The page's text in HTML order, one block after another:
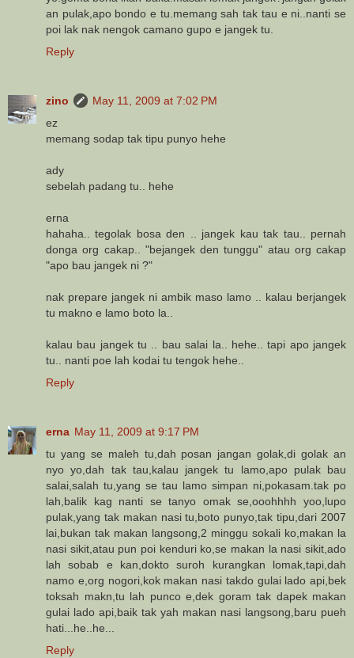
an pulak,apo bondo e tu.memang sah tak tau e ni..nanti se
poi lak nak nengok camano gupo e jangek tu.
Reply
zino
May 11, 2009 at 7:02 PM
ez
memang sodap tak tipu punyo hehe
ady
sebelah padang tu.. hehe
erna
hahaha.. tegolak bosa den .. jangek kau tak tau.. pernah
donga org cakap.. "bejangek den tunggu" atau org cakap
"apo bau jangek ni ?"
nak prepare jangek ni ambik maso lamo .. kalau berjangek
tu makno e lamo boto la..
kalau bau jangek tu .. bau salai la.. hehe.. tapi apo jangek
tu.. nanti poe lah kodai tu tengok hehe..
Reply
erna May 11, 2009 at 9:17 PM
tu yang se maleh tu,dah posan jangan golak,di golak an
nyo yo,dah tak tau,kalau jangek tu lamo,apo pulak bau
salai,salah tu,yang se tau lamo simpan ni,pokasam.tak po
lah,balik kag nanti se tanyo omak se,ooohhhh yoo,lupo
pulak,yang tak makan nasi tu,boto punyo,tak tipu,dari 2007
lai,bukan tak makan langsong,2 minggu sokali ko,makan la
nasi sikit,atau pun poi kenduri ko,se makan la nasi sikit,ado
lah sobab e kan,dokto suroh kurangkan lomak,tapi,dah
namo e,org nogori,kok makan nasi takdo gulai lado api,bek
toksah makn,tu lah punco e,dek goram tak dapek makan
gulai lado api,baik tak yah makan nasi langsong,baru pueh
hati...he..he...
Reply